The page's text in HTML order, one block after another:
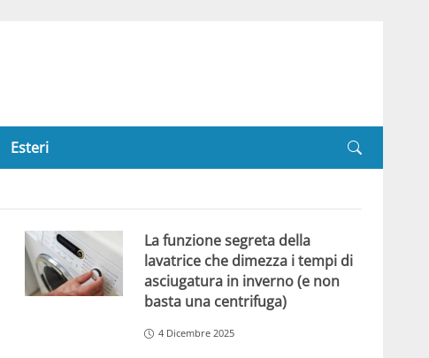
Esteri
La funzione segreta della
lavatrice che dimezza i tempi di
asciugatura in inverno (e non
basta una centrifuga)
4 Dicembre 2025